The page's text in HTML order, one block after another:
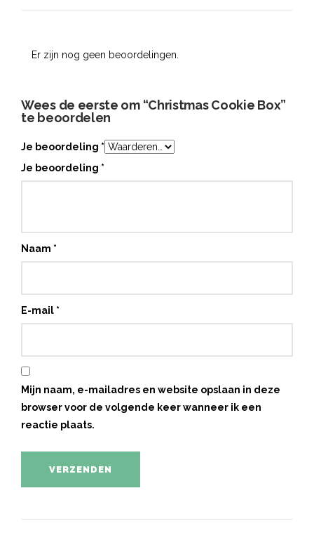
Er zijn nog geen beoordelingen.
Wees de eerste om “Christmas Cookie Box”
te beoordelen
Je beoordeling *
Je beoordeling *
Naam *
E-mail *
Mijn naam, e-mailadres en website opslaan in deze
browser voor de volgende keer wanneer ik een
reactie plaats.